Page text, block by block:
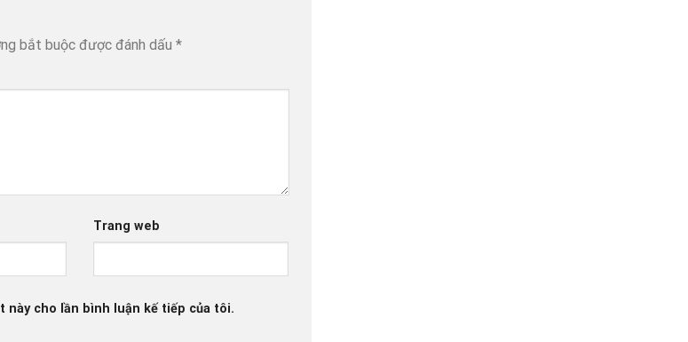
bắt buộc được đánh dấu *
Trang web
cho lần bình luận kế tiếp của tôi.